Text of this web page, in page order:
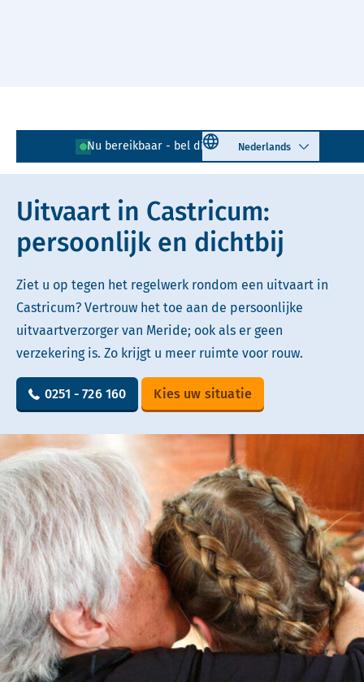
Nu bereikbaar - bel direct! 0251 - 726 160
Select language
Lees voor Uitleg woorden
Simpele tekst
Uitvaart in Castricum:
persoonlijk en dichtbij
Ziet u op tegen het regelwerk rondom een uitvaart in
Castricum? Vertrouw het toe aan de persoonlijke
uitvaartverzorger van Meride; ook als er geen
verzekering is. Zo krijgt u meer ruimte voor rouw.
0251 - 726 160 Kies uw situatie